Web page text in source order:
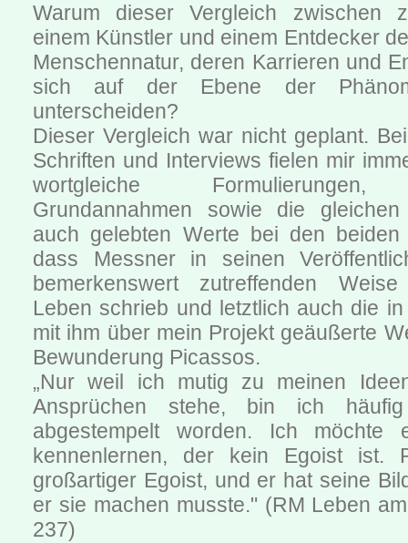
Warum dieser Vergleich zwischen
einem Künstler und einem Entdecker
Menschennatur, deren Karrieren und
sich auf der Ebene der
unterscheiden?
Dieser Vergleich war nicht geplant.
Schriften und Interviews fielen mir
wortgleiche Formulierungen,
Grundannahmen sowie die
auch gelebten Werte bei den
dass Messner in seinen
bemerkenswert zutreffenden
Leben schrieb und letztlich auch die
mit ihm über mein Projekt geäußerte
Bewunderung Picassos.
„Nur weil ich mutig zu meinen
Ansprüchen stehe, bin ich
abgestempelt worden. Ich möchte
kennenlernen, der kein Egoist ist.
großartiger Egoist, und er hat seine
er sie machen musste." (RM Leben
237)